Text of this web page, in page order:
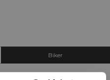
Biker